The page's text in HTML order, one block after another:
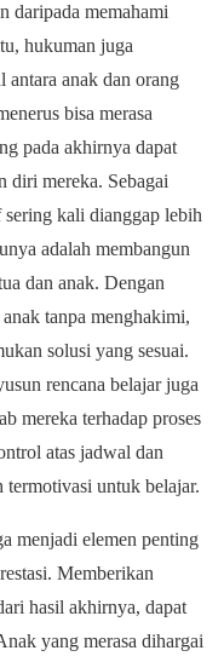
daripada memahami
hukuman juga
antara anak dan orang
bisa merasa
pada akhirnya dapat
diri mereka. Sebagai
kali dianggap lebih
adalah membangun
dan anak. Dengan
tanpa menghakimi,
solusi yang sesuai.
rencana belajar juga
mereka terhadap proses
atas jadwal dan
termotivasi untuk belajar.
menjadi elemen penting
Memberikan
hasil akhirnya, dapat
yang merasa dihargai